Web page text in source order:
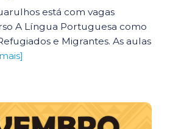
está com vagas
A Língua Portuguesa como
e Migrantes. As aulas